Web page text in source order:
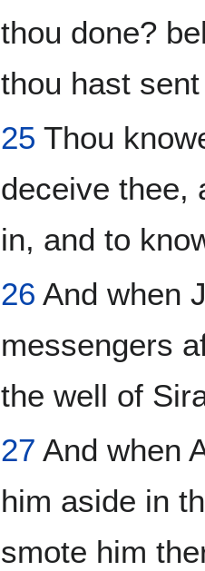
thou done?
thou hast
25 Thou
deceive thee,
in, and to
26 And when
messengers
the well of
27 And when
him aside in
smote him